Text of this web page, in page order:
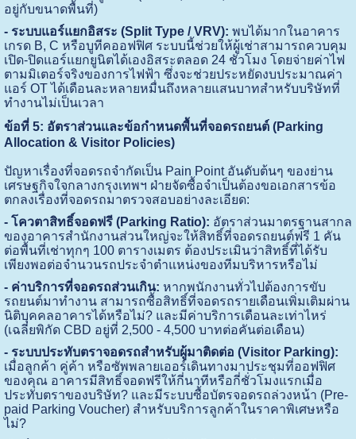
อยู่กับขนาดพื้นที่)
- ระบบแอร์แยกอิสระ (Split Type / VRV): พบได้มากในอาคาร
เกรด B, C หรือบูทีคออฟฟิศ ระบบนี้ช่วยให้ผู้เช่าสามารถควบคุม
เปิด-ปิดแอร์แยกยูนิตได้เองอิสระตลอด 24 ชั่วโมง โดยจ่ายค่าไฟ
ตามมิเตอร์จริงของการไฟฟ้า ซึ่งจะช่วยประหยัดงบประมาณค่า
แอร์ OT ได้เดือนละหลายหมื่นถึงหลายแสนบาทสำหรับบริษัทที่
ทำงานไม่เป็นเวลา
ข้อที่ 5: อัตราส่วนและข้อกำหนดพื้นที่จอดรถยนต์ (Parking
Allocation & Visitor Policies)
ปัญหาเรื่องที่จอดรถจำกัดเป็น Pain Point อันดับต้นๆ ของย่าน
เศรษฐกิจใจกลางกรุงเทพฯ ฝ่ายจัดซื้อจำเป็นต้องขอเอกสารข้อ
ตกลงเรื่องที่จอดรถมาตรวจสอบอย่างละเอียด:
- โควตาสิทธิ์จอดฟรี (Parking Ratio): อัตราส่วนมาตรฐานสากล
ของอาคารสำนักงานส่วนใหญ่จะให้สิทธิ์ที่จอดรถยนต์ฟรี 1 คัน
ต่อพื้นที่เช่าทุกๆ 100 ตารางเมตร ต้องประเมินว่าสิทธิ์ที่ได้รับ
เพียงพอต่อจำนวนรถประจำตำแหน่งของทีมบริหารหรือไม่
- ค่าบริการที่จอดรถส่วนเกิน: หากพนักงานทั่วไปต้องการขับ
รถยนต์มาทำงาน สามารถซื้อสิทธิ์ที่จอดรถรายเดือนเพิ่มเติมผ่าน
นิติบุคคลอาคารได้หรือไม่? และมีค่าบริการเดือนละเท่าไหร่
(เฉลี่ยพิกัด CBD อยู่ที่ 2,500 - 4,500 บาทต่อคันต่อเดือน)
- ระบบประทับตราจอดรถสำหรับผู้มาติดต่อ (Visitor Parking):
เมื่อลูกค้า คู่ค้า หรือซัพพลายเออร์เดินทางมาประชุมที่ออฟฟิศ
ของคุณ อาคารมีสิทธิ์จอดฟรีให้กี่นาทีหรือกี่ชั่วโมงแรกเมื่อ
ประทับตราของบริษัท? และมีระบบซื้อบัตรจอดรถล่วงหน้า (Pre-
paid Parking Voucher) สำหรับบริการลูกค้าในราคาพิเศษหรือ
ไม่?